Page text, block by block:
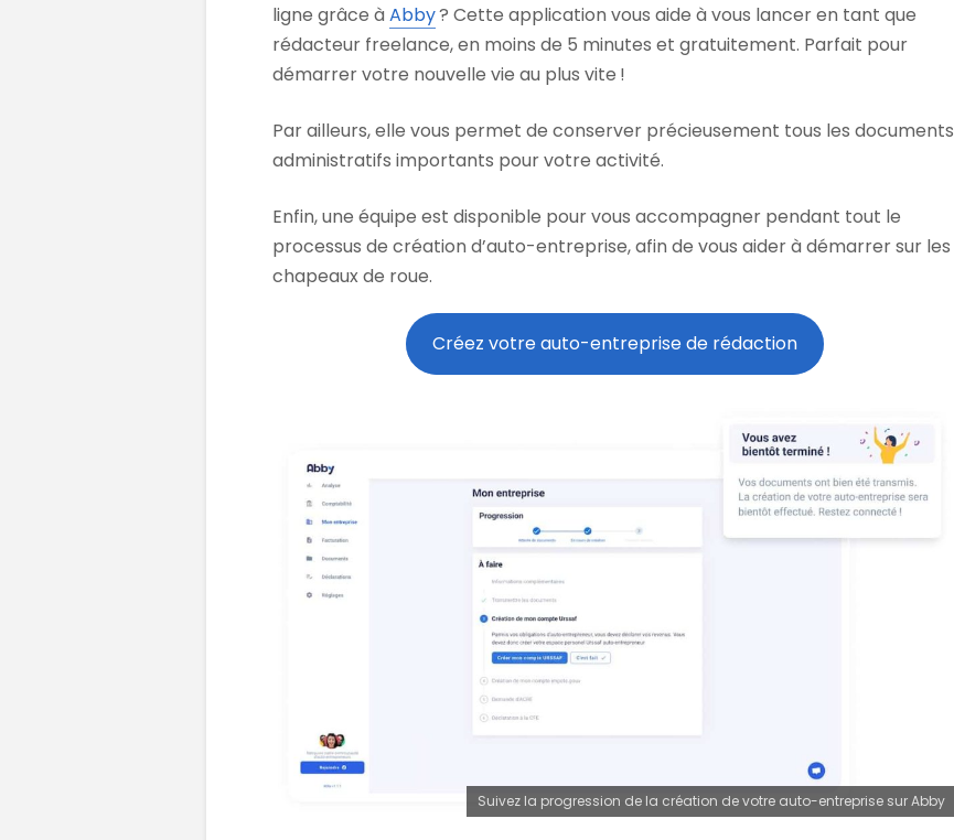
ligne grâce à Abby? Cette application vous aide à vous lancer en tant que
rédacteur freelance, en moins de 5 minutes et gratuitement. Parfait pour
démarrer votre nouvelle vie au plus vite !
Par ailleurs, elle vous permet de conserver précieusement tous les documents
administratifs importants pour votre activité.
Enfin, une équipe est disponible pour vous accompagner pendant tout le
processus de création d’auto-entreprise, afin de vous aider à démarrer sur les
chapeaux de roue.
Créez votre auto-entreprise de rédaction
Suivez la progression de la création de votre auto-entreprise sur Abby